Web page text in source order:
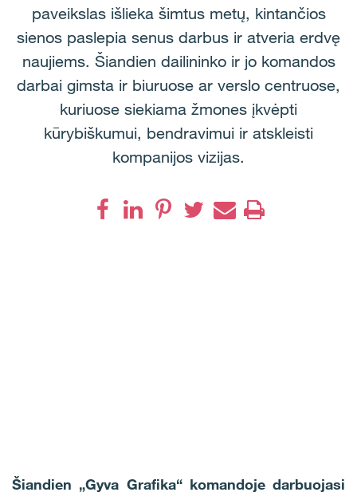
paveikslas išlieka šimtus metų, kintančios
sienos paslepia senus darbus ir atveria erdvę
naujiems. Šiandien dailininko ir jo komandos
darbai gimsta ir biuruose ar verslo centruose,
kuriuose siekiama žmones įkvėpti
kūrybiškumui, bendravimui ir atskleisti
kompanijos vizijas.
Šiandien „Gyva Grafika“ komandoje darbuojasi